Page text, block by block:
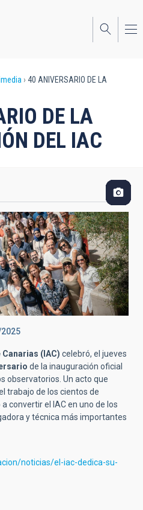
40 ANIVERSARIO DE LA
DE LA
DEL IAC
(IAC) celebró, el jueves
de la inauguración oficial
observatorios. Un acto que
trabajo de los cientos de
convertir el IAC en uno de los
y técnica más importantes
noticias/el-iac-dedica-su-